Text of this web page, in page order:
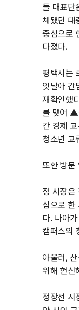
들 대표단
체됐던 대
중심으로
다졌다.
평택시는
잇달아 간
재확인했
를 맺어 ▲
간 경제
청소년 교
또한 방문
정 시장은
심으로 한
다. 나아
캠퍼스의
아울러,
위해 헌
정장선 시